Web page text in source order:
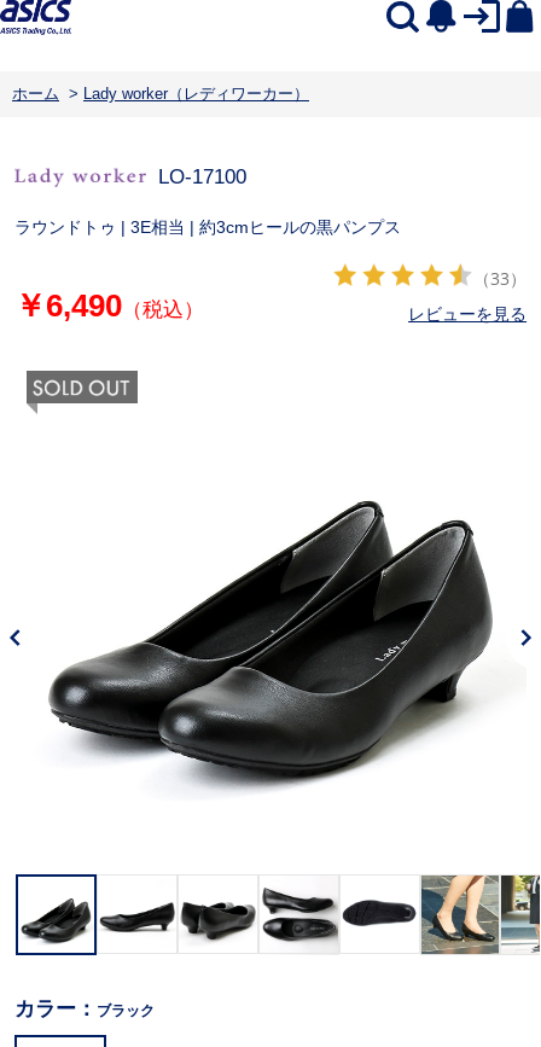
ホーム > Lady worker（レディワーカー）
LO-17100
ラウンドトゥ | 3E相当 | 約3cmヒールの黒パンプス
￥6,490（税込）
（33）
レビューを見る
カラー： ブラック